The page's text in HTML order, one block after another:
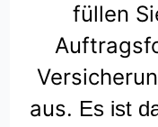
füllen
aus. Es ist